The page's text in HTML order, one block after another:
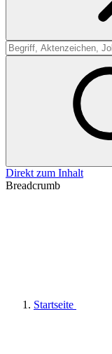
Suche
Direkt zum Inhalt
Breadcrumb
Startseite